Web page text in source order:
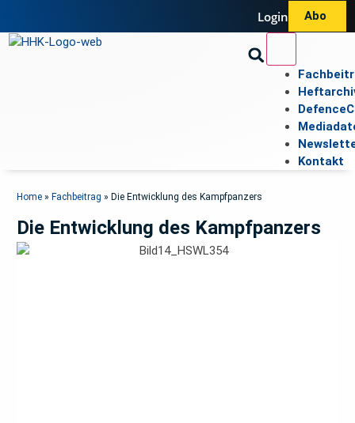
Login Abo
Kontakt
Home » Fachbeitrag » Die Entwicklung des Kampfpanzers
Die Entwicklung des Kampfpanzers